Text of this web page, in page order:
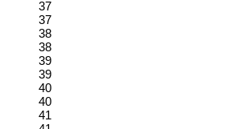
37
37
38
38
39
39
40
40
41